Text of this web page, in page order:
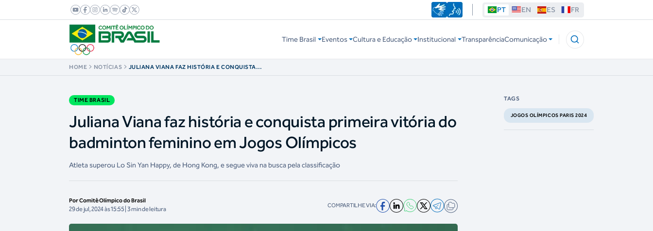
PT EN ES FR
Time Brasil Eventos Cultura e Educação Institucional TransparênciaComunicação
HOME NOTÍCIAS
JULIANA VIANA FAZ HISTÓRIA E CONQUISTA
TIME BRASIL
Juliana Viana faz história e conquista primeira vitória do
badminton feminino em Jogos Olímpicos
Atleta superou Lo Sin Yan Happy, de Hong Kong, e segue viva na busca pela classificação
Por Comitê Olímpico do Brasil
29 de jul, 2024 às 15:55 | 3 min de leitura COMPARTILHE VIA:
TAGS
JOGOS OLÍMPICOS PARIS 2024